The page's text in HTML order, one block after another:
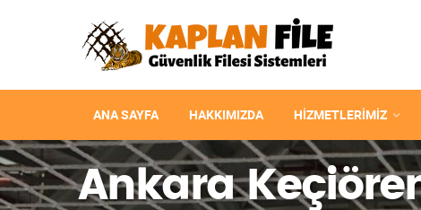
ANA SAYFA HAKKIMIZDA HIZMETLERIMIZ
Ankara